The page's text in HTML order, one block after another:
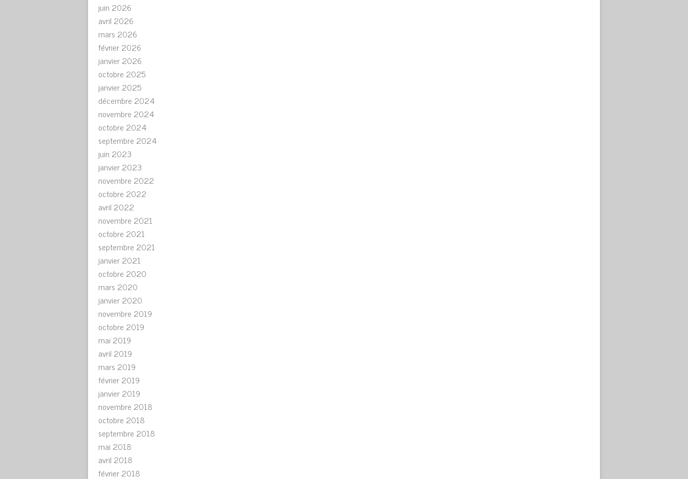
juin 2026
avril 2026
mars 2026
février 2026
janvier 2026
octobre 2025
janvier 2025
décembre 2024
novembre 2024
octobre 2024
septembre 2024
juin 2023
janvier 2023
novembre 2022
octobre 2022
avril 2022
novembre 2021
octobre 2021
septembre 2021
janvier 2021
octobre 2020
mars 2020
janvier 2020
novembre 2019
octobre 2019
mai 2019
avril 2019
mars 2019
février 2019
janvier 2019
novembre 2018
octobre 2018
septembre 2018
mai 2018
avril 2018
février 2018